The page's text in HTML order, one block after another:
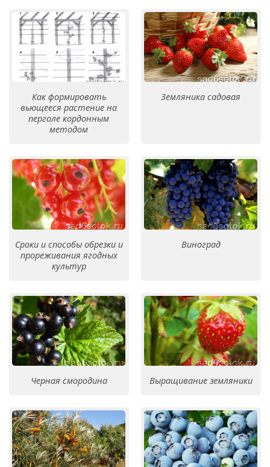
Как формировать
вьющееся растение на
перголе кордонным
методом
Земляника садовая
Сроки и способы обрезки и
прореживания ягодных
культур
Виноград
Черная смородина Выращивание земляники